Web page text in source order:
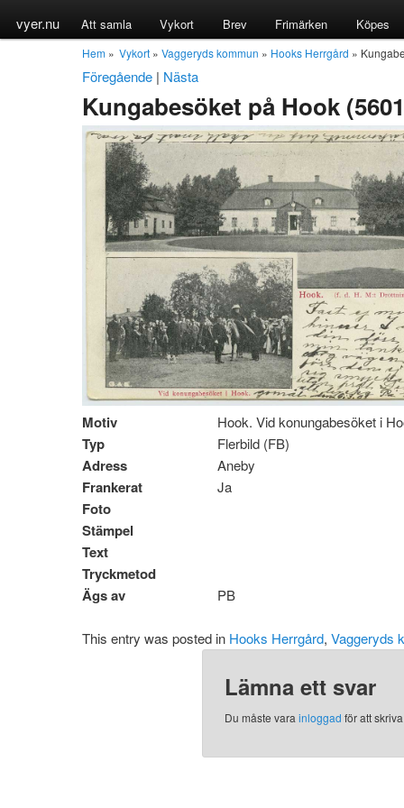
vyer.nu Att samla Vykort Brev Frimärken Köpes
Hem » Vykort » Vaggeryds kommun » Hooks Herrgård »
Föregående | Nästa
Kungabesöket på Hook
Motiv Hook. Vid konungabesöket i
Typ Flerbild (FB)
Adress Aneby
Frankerat Ja
Foto
Stämpel
Text
Tryckmetod
Ägs av
PB
This entry was posted in Hooks Herrgård, Vaggeryds
Lämna ett svar
Du måste varainloggad för att